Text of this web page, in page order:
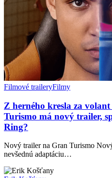
Filmové traileryFilmy
Z herného kresla za
Turismo má nový trailer,
Ring?
Nový trailer na Gran Turismo
nevšednú adaptáciu…